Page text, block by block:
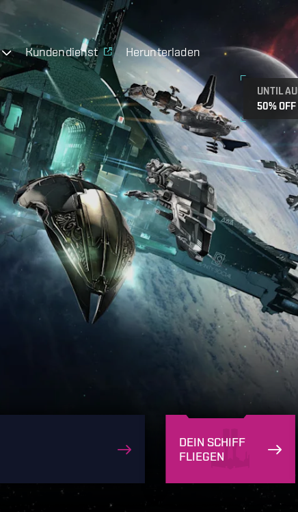
Kundendienst Herunterladen
UNTIL
50% OFF
DEIN SCHIFF
FLIEGEN